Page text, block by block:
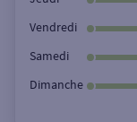
Vendredi
Samedi
Dimanche